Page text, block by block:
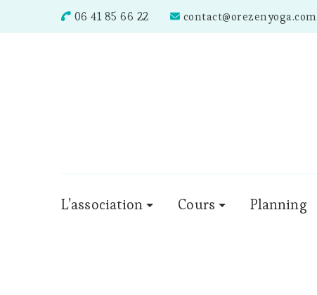
06 41 85 66 22 contact@orezenyoga.com
L’association Cours Planning